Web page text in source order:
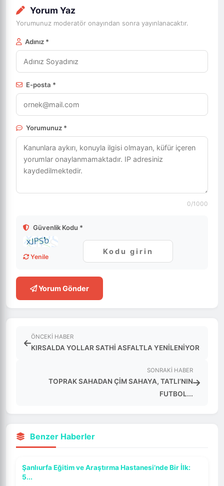
Yorum Yaz
Yorumunuz moderatör onayından sonra yayınlanacaktır.
Adınız *
E-posta *
Yorumunuz *
0/1000
Güvenlik Kodu *
Yenile
Yorum Gönder
ÖNCEKI HABER
KIRSALDA YOLLAR SATHİ ASFALTLA YENİLENİYOR
SONRAKI HABER
TOPRAK SAHADAN ÇİM SAHAYA, TATLI’NIN
FUTBOL...
Benzer Haberler
Şanlıurfa Eğitim ve Araştırma Hastanesi’nde Bir İlk:
5...